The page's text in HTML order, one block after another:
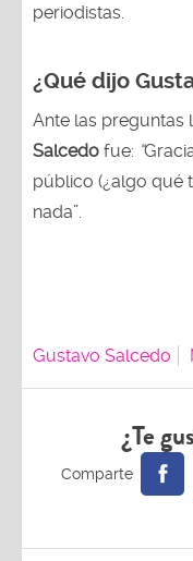
periodistas.
¿Qué dijo
Ante las preguntas
Salcedo fue: “
público (¿algo qué
nada”.
Gustavo Salcedo
¿Te